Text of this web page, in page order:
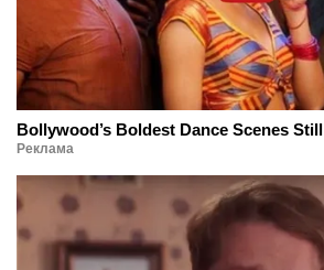
Bollywood’s Boldest Dance Scenes
Реклама